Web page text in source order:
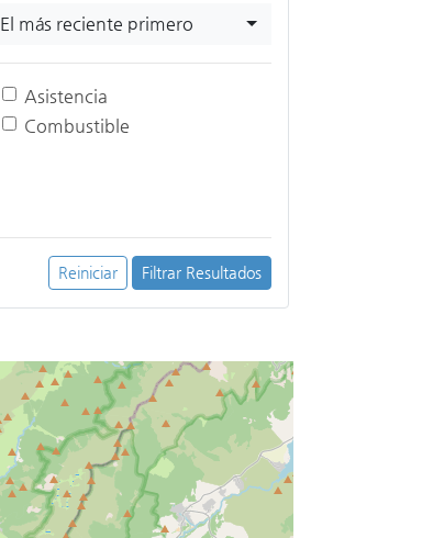
El más reciente primero
Asistencia
Combustible
Reiniciar Filtrar Resultados